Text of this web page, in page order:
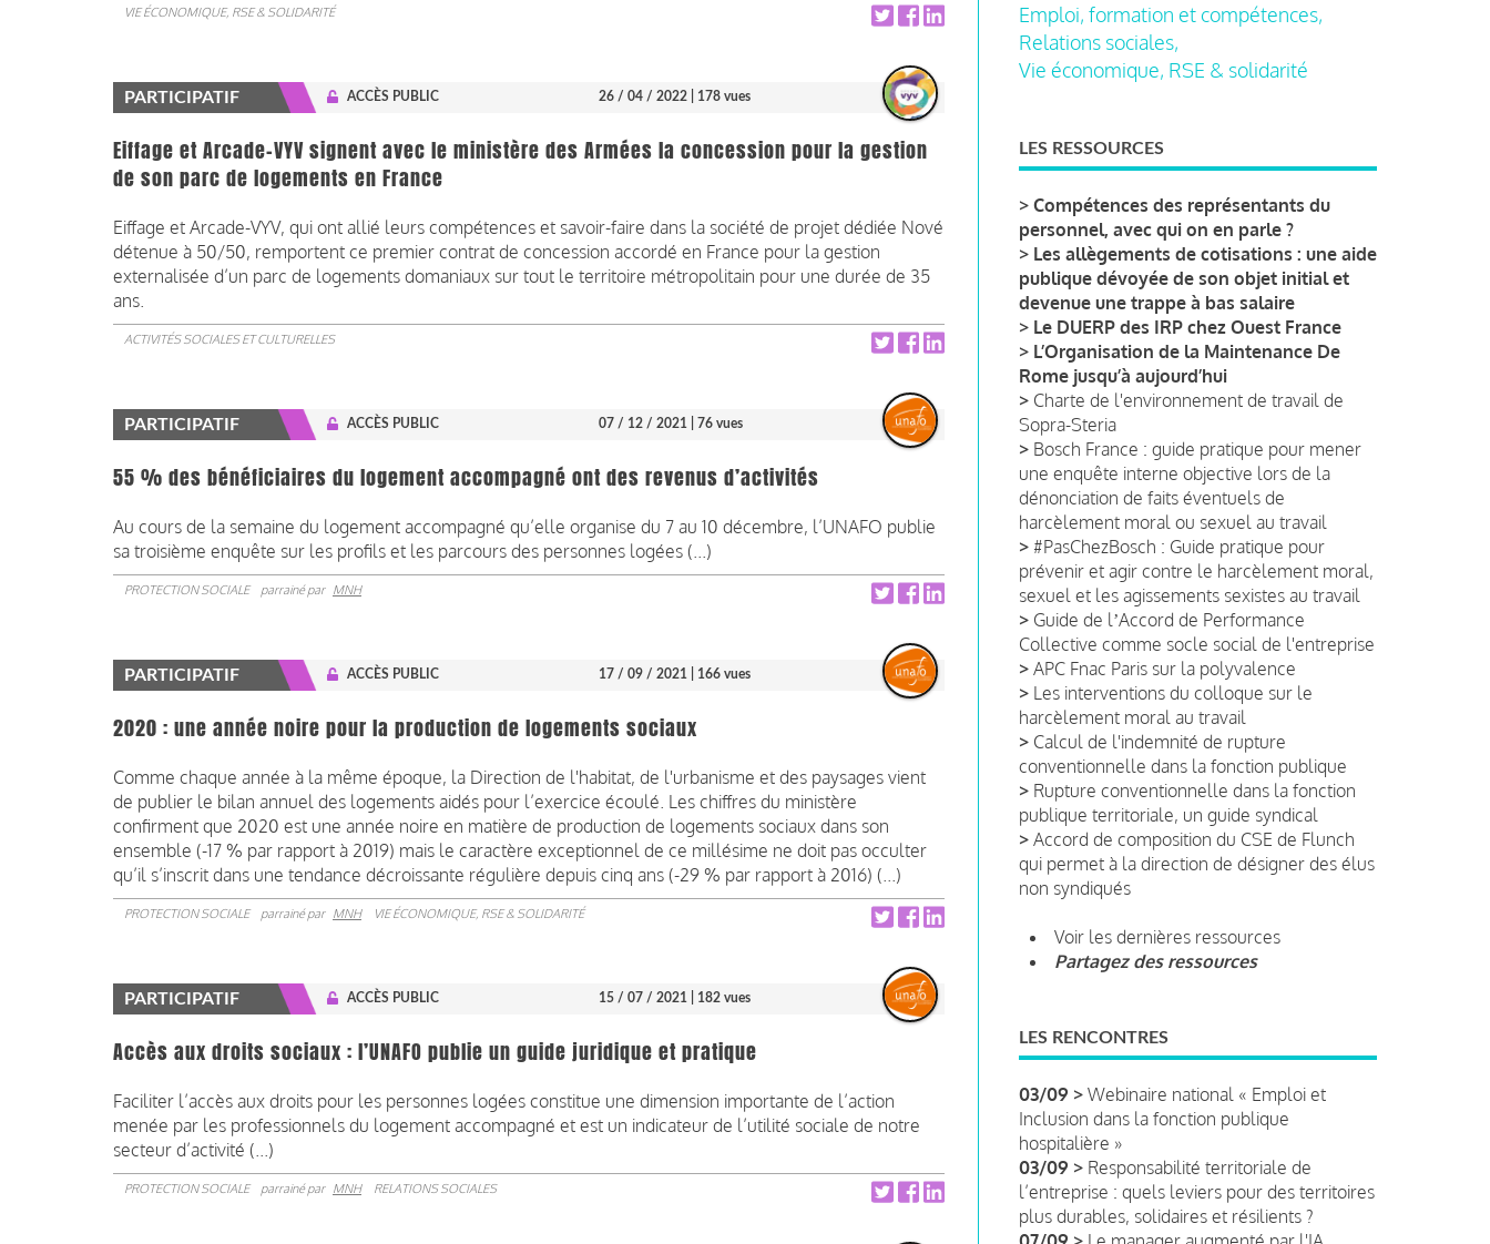
VIE ÉCONOMIQUE, RSE & SOLIDARITÉ
PARTICIPATIF ACCÈS PUBLIC 26 / 04 / 2022 | 178 vues
Eiffage et Arcade-VYV signent avec le ministère des Armées la concession pour la gestion
de son parc de logements en France
Eiffage et Arcade-VYV, qui ont allié leurs compétences et savoir-faire dans la société de projet dédiée Nové
détenue à 50/50, remportent ce premier contrat de concession accordé en France pour la gestion
externalisée d’un parc de logements domaniaux sur tout le territoire métropolitain pour une durée de 35
ans.
ACTIVITÉS SOCIALES ET CULTURELLES
PARTICIPATIF ACCÈS PUBLIC 07 / 12 / 2021 | 76 vues
55 % des bénéficiaires du logement accompagné ont des revenus d’activités
Au cours de la semaine du logement accompagné qu’elle organise du 7 au 10 décembre, l’UNAFO publie
sa troisième enquête sur les profils et les parcours des personnes logées (...)
PROTECTION SOCIALE parrainé par MNH
PARTICIPATIF ACCÈS PUBLIC 17 / 09 / 2021 | 166 vues
2020 : une année noire pour la production de logements sociaux
Comme chaque année à la même époque, la Direction de l'habitat, de l'urbanisme et des paysages vient
de publier le bilan annuel des logements aidés pour l’exercice écoulé. Les chiffres du ministère
confirment que 2020 est une année noire en matière de production de logements sociaux dans son
ensemble (-17 % par rapport à 2019) mais le caractère exceptionnel de ce millésime ne doit pas occulter
qu’il s’inscrit dans une tendance décroissante régulière depuis cinq ans (-29 % par rapport à 2016) (...)
PROTECTION SOCIALE parrainé par MNH VIE ÉCONOMIQUE, RSE & SOLIDARITÉ
PARTICIPATIF ACCÈS PUBLIC 15 / 07 / 2021 | 182 vues
Accès aux droits sociaux : l’UNAFO publie un guide juridique et pratique
Faciliter l’accès aux droits pour les personnes logées constitue une dimension importante de l’action
menée par les professionnels du logement accompagné et est un indicateur de l’utilité sociale de notre
secteur d’activité (...)
PROTECTION SOCIALE parrainé par MNH RELATIONS SOCIALES
Emploi, formation et compétences,
Relations sociales,
Vie économique, RSE & solidarité
LES RESSOURCES
> Compétences des représentants du
personnel, avec qui on en parle ?
> Les allègements de cotisations : une aide
publique dévoyée de son objet initial et
devenue une trappe à bas salaire
> Le DUERP des IRP chez Ouest France
> L’Organisation de la Maintenance De
Rome jusqu’à aujourd’hui
> Charte de l'environnement de travail de
Sopra-Steria
> Bosch France : guide pratique pour mener
une enquête interne objective lors de la
dénonciation de faits éventuels de
harcèlement moral ou sexuel au travail
> #PasChezBosch : Guide pratique pour
prévenir et agir contre le harcèlement moral,
sexuel et les agissements sexistes au travail
> Guide de lʼAccord de Performance
Collective comme socle social de l'entreprise
> APC Fnac Paris sur la polyvalence
> Les interventions du colloque sur le
harcèlement moral au travail
> Calcul de l'indemnité de rupture
conventionnelle dans la fonction publique
> Rupture conventionnelle dans la fonction
publique territoriale, un guide syndical
> Accord de composition du CSE de Flunch
qui permet à la direction de désigner des élus
non syndiqués
Voir les dernières ressources
Partagez des ressources
LES RENCONTRES
03/09 > Webinaire national « Emploi et
Inclusion dans la fonction publique
hospitalière »
03/09 > Responsabilité territoriale de
l’entreprise : quels leviers pour des territoires
plus durables, solidaires et résilients ?